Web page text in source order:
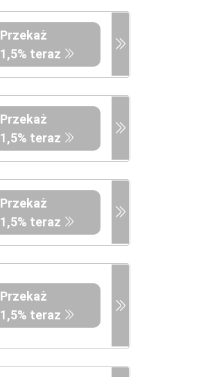
Przekaż
1,5% teraz
Przekaż
1,5% teraz
Przekaż
1,5% teraz
Przekaż
1,5% teraz